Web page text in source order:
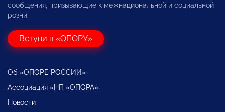
сообщения, призывающие к межнациональной и социальной
розни.
Вступи в «ОПОРУ»
Об «ОПОРЕ РОССИИ»
Ассоциация «НП «ОПОРА»
Новости